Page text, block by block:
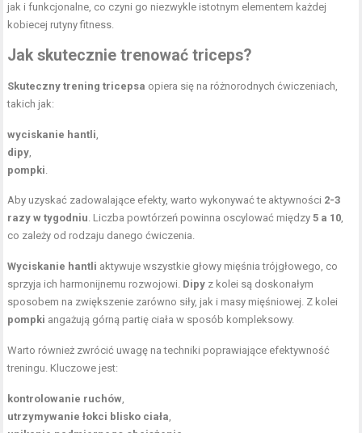
jak i funkcjonalne, co czyni go niezwykle istotnym elementem każdej
kobiecej rutyny fitness.
Jak skutecznie trenować triceps?
Skuteczny trening tricepsa opiera się na różnorodnych ćwiczeniach,
takich jak:
wyciskanie hantli,
dipy,
pompki.
Aby uzyskać zadowalające efekty, warto wykonywać te aktywności 2-3
razy w tygodniu. Liczba powtórzeń powinna oscylować między5 a 10,
co zależy od rodzaju danego ćwiczenia.
Wyciskanie hantli aktywuje wszystkie głowy mięśnia trójgłowego, co
sprzyja ich harmonijnemu rozwojowi. Dipy z kolei są doskonałym
sposobem na zwiększenie zarówno siły, jak i masy mięśniowej. Z kolei
pompki angażują górną partię ciała w sposób kompleksowy.
Warto również zwrócić uwagę na techniki poprawiające efektywność
treningu. Kluczowe jest:
kontrolowanie ruchów,
utrzymywanie łokci blisko ciała,